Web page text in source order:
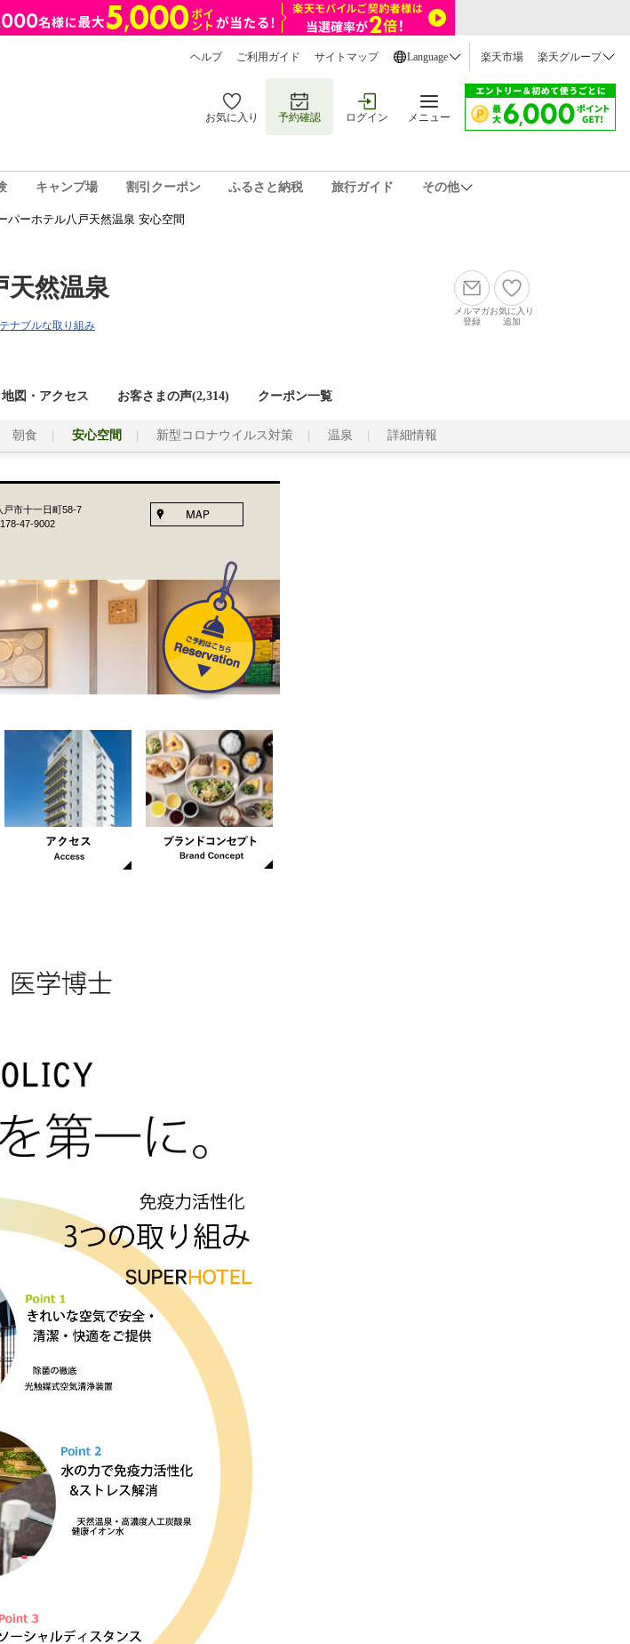
ヘルプ ご利用ガイド サイトマップ Language 楽天市場 楽天グループ
お気に入り 予約確認 ログイン メニュー
キャンプ場 割引クーポン ふるさと納税 旅行ガイド その他
ーホテル八戸天然温泉 安心空間
然温泉
ナブルな取り組み
メルマガ
登録
お気に入り
追加
地図・アクセス お客さまの声(2,314) クーポン一覧
朝食 安心空間 新型コロナウイルス対策 温泉 詳細情報